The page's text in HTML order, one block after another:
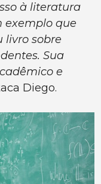
à literatura
exemplo que
livro sobre
Sua
e
Diego.